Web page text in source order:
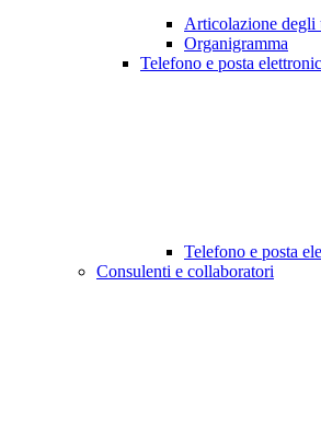
Articolazione degli
Organigramma
Telefono e posta
Telefono e posta
Consulenti e collaboratori